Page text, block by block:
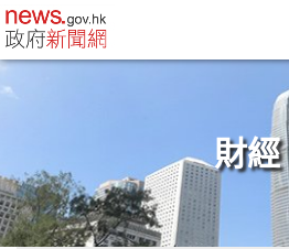
政府新聞網主頁
財經